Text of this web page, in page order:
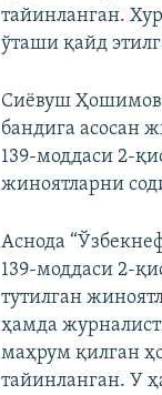
тайинланган.
ўташи қайд
Сиёвуш Ҳошимов
бандига асосан
139-моддаси 2-
жиноятларни
Аснода
139-моддаси 2-
тутилган
ҳамда
маҳрум қилган
тайинланган. У